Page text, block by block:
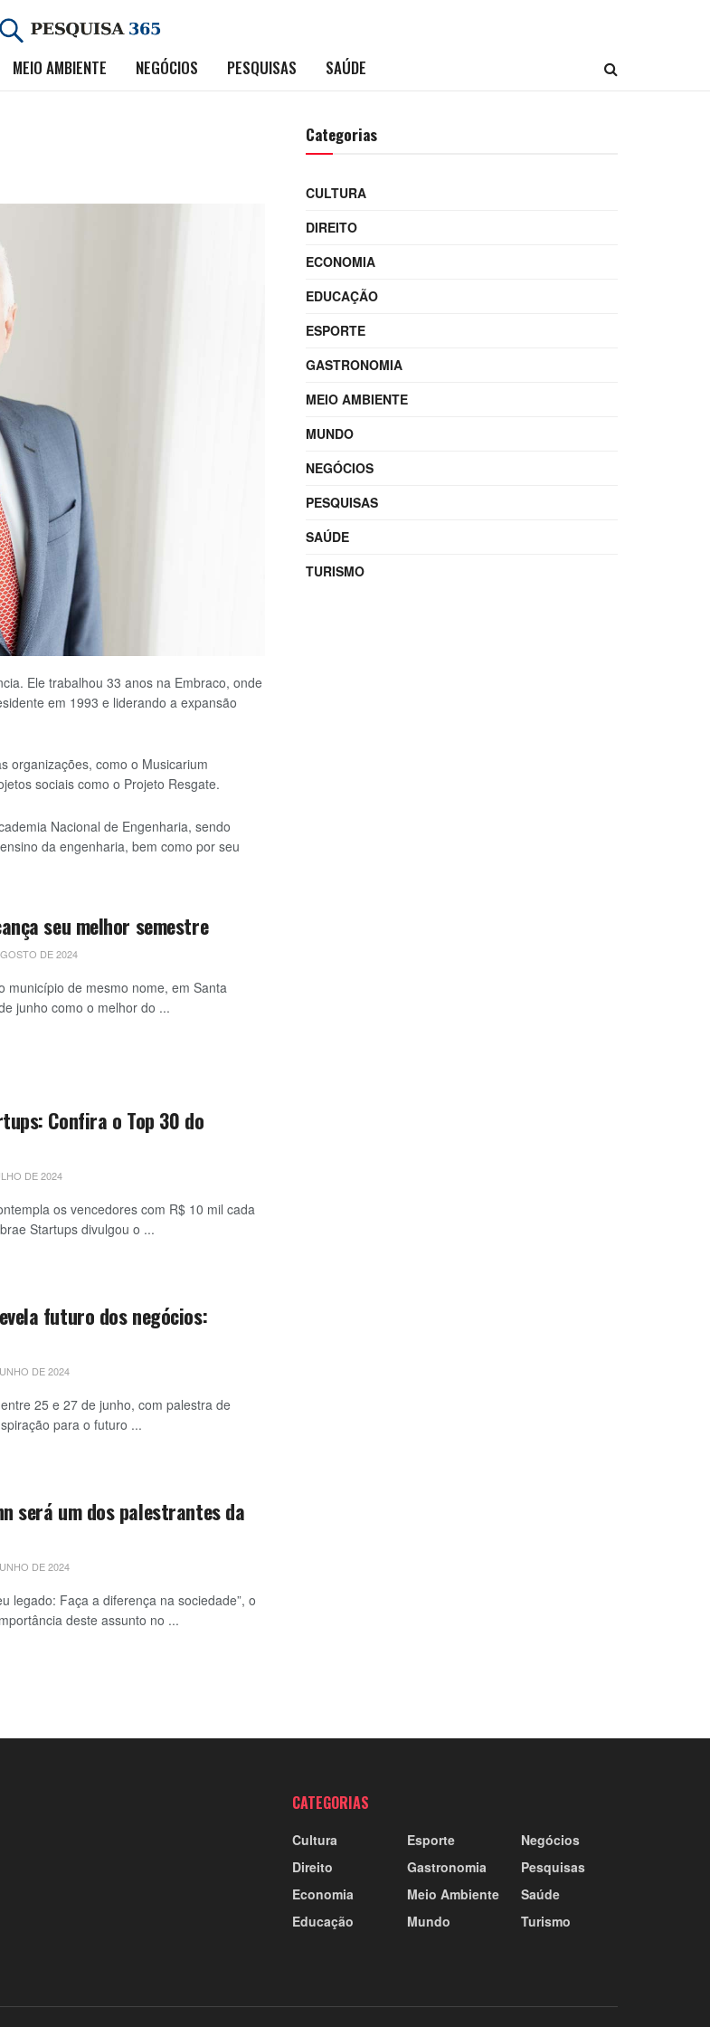
MEIO AMBIENTE NEGÓCIOS PESQUISAS SAÚDE
Ele trabalhou 33 anos na Embraco, onde
em 1993 e liderando a expansão
organizações, como o Musicarium
sociais como o Projeto Resgate.
Nacional de Engenharia, sendo
da engenharia, bem como por seu
seu melhor semestre
DE 2024
município de mesmo nome, em Santa
junho como o melhor do ...
Confira o Top 30 do
DE 2024
os vencedores com R$ 10 mil cada
Startups divulgou o ...
futuro dos negócios:
DE 2024
25 e 27 de junho, com palestra de
para o futuro ...
será um dos palestrantes da
DE 2024
legado: Faça a diferença na sociedade”, o
deste assunto no ...
Categorias
CULTURA
DIREITO
ECONOMIA
EDUCAÇÃO
ESPORTE
GASTRONOMIA
MEIO AMBIENTE
MUNDO
NEGÓCIOS
PESQUISAS
SAÚDE
TURISMO
CATEGORIAS
Cultura
Direito
Economia
Educação
Esporte
Gastronomia
Meio Ambiente
Mundo
Negócios
Pesquisas
Saúde
Turismo